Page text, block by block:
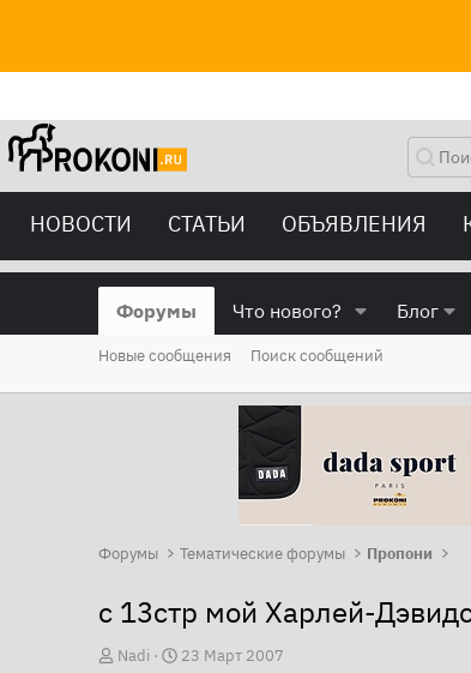
НОВОСТИ СТАТЬИ ОБЪЯВЛЕНИЯ
Форумы Что нового? Блог
Новые сообщения Поиск сообщений
Форумы Тематические форумы Пропони
с 13стр мой Харлей-
А
Nadi
Д
23 Март 2007